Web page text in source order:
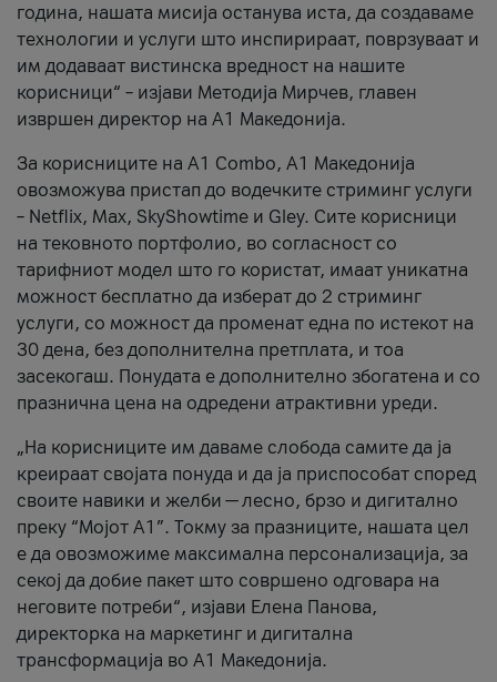
година, нашата мисија останува иста, да создаваме
технологии и услуги што инспирираат, поврзуваат и
им додаваат вистинска вредност на нашите
корисници“ – изјави Методија Мирчев, главен
извршен директор на А1 Македонија.
За корисниците на A1 Combo, А1 Македонија
овозможува пристап до водечките стриминг услуги
– Netflix, Max, SkyShowtime и Gley. Сите корисници
на тековното портфолио, во согласност со
тарифниот модел што го користат, имаат уникатна
можност бесплатно да изберат до 2 стриминг
услуги, со можност да променат една по истекот на
30 дена, без дополнителна претплата, и тоа
засекогаш. Понудата е дополнително збогатена и со
празнична цена на одредени атрактивни уреди.
„На корисниците им даваме слобода самите да ја
креираат својата понуда и да ја приспособат според
своите навики и желби — лесно, брзо и дигитално
преку “Мојот А1”. Токму за празниците, нашата цел
е да овозможиме максимална персонализација, за
секој да добие пакет што совршено одговара на
неговите потреби“, изјави Елена Панова,
директорка на маркетинг и дигитална
трансформација во А1 Македонија.